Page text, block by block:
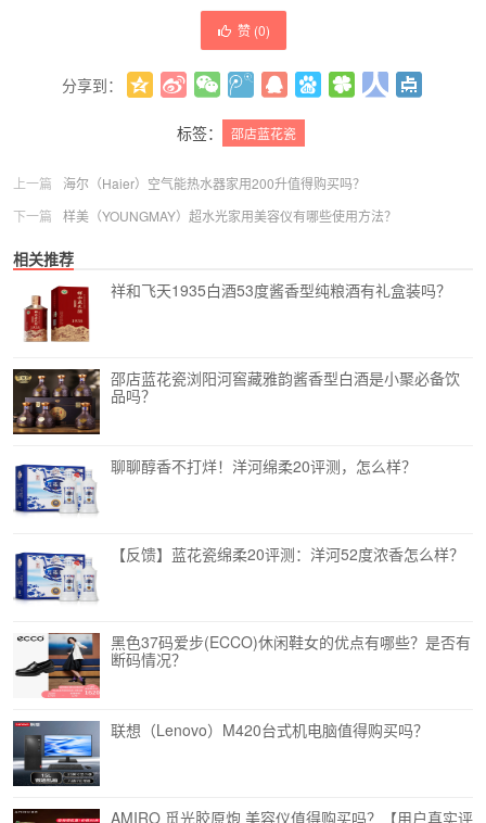
赞 (0)
分享到：
标签：
邵店蓝花瓷
上一篇
海尔（Haier）空气能热水器家用200升值得购买吗？
下一篇
样美（YOUNGMAY）超水光家用美容仪有哪些使用方法？
相关推荐
祥和飞天1935白酒53度酱香型纯粮酒有礼盒装吗？
邵店蓝花瓷浏阳河窖藏雅韵酱香型白酒是小聚必备饮
品吗？
聊聊醇香不打烊！洋河绵柔20评测，怎么样？
【反馈】蓝花瓷绵柔20评测：洋河52度浓香怎么样？
黑色37码爱步(ECCO)休闲鞋女的优点有哪些？是否有
断码情况？
联想（Lenovo）M420台式机电脑值得购买吗？
AMIRO 觅光胶原炮 美容仪值得购买吗？【用户真实评